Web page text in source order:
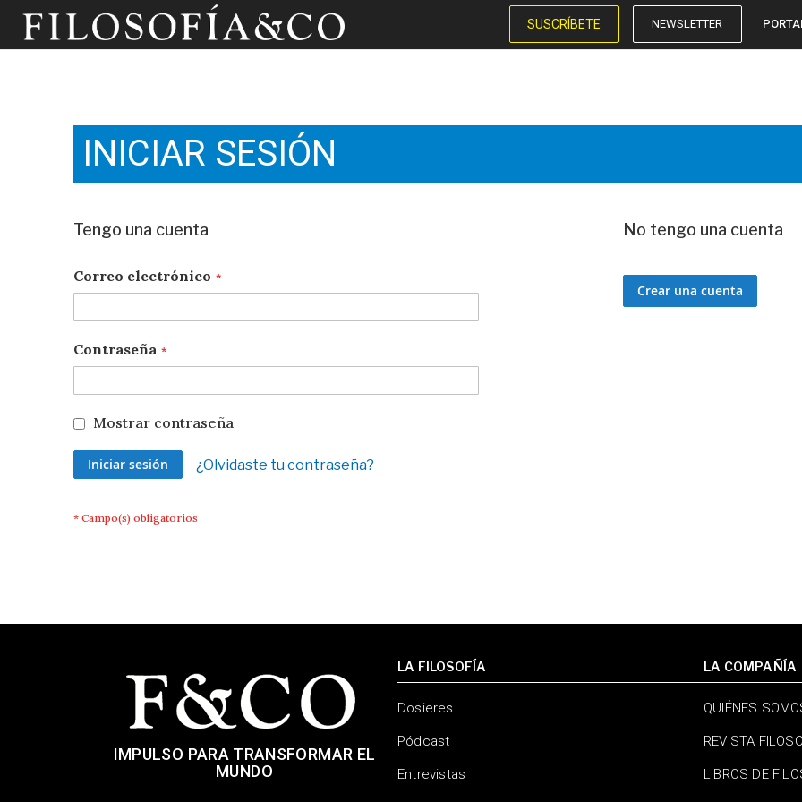
SUSCRÍBETE NEWSLETTER
INICIAR SESIÓN
Tengo una cuenta
Correo electrónico
Contraseña
Mostrar contraseña
Iniciar sesión ¿Olvidaste tu contraseña?
No tengo una cuenta
Crear una cuenta
IMPULSO PARA TRANSFORMAR EL
MUNDO
LA FILOSOFÍA
Dosieres
Pódcast
Entrevistas
LA COMPAÑÍA
QUIÉNES
REVISTA
LIBROS DE